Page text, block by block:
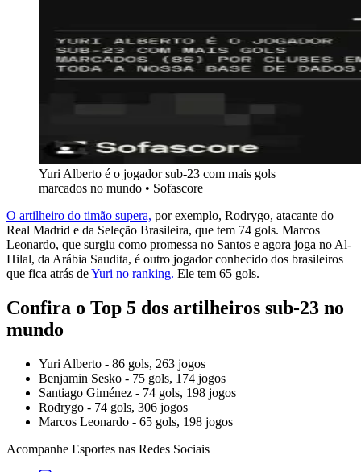
Yuri Alberto é o jogador sub-23 com mais gols
marcados no mundo • Sofascore
O artilheiro do timão supera, por exemplo, Rodrygo, atacante do
Real Madrid e da Seleção Brasileira, que tem 74 gols. Marcos
Leonardo, que surgiu como promessa no Santos e agora joga no Al-
Hilal, da Arábia Saudita, é outro jogador conhecido dos brasileiros
que fica atrás deYuri no ranking. Ele tem 65 gols.
Confira o Top 5 dos artilheiros sub-23 no
mundo
Yuri Alberto - 86 gols, 263 jogos
Benjamin Sesko - 75 gols, 174 jogos
Santiago Giménez - 74 gols, 198 jogos
Rodrygo - 74 gols, 306 jogos
Marcos Leonardo - 65 gols, 198 jogos
Acompanhe Esportes nas Redes Sociais